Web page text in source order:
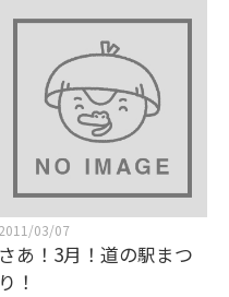
2011/03/07
さあ！3月！道の駅まつ
り！